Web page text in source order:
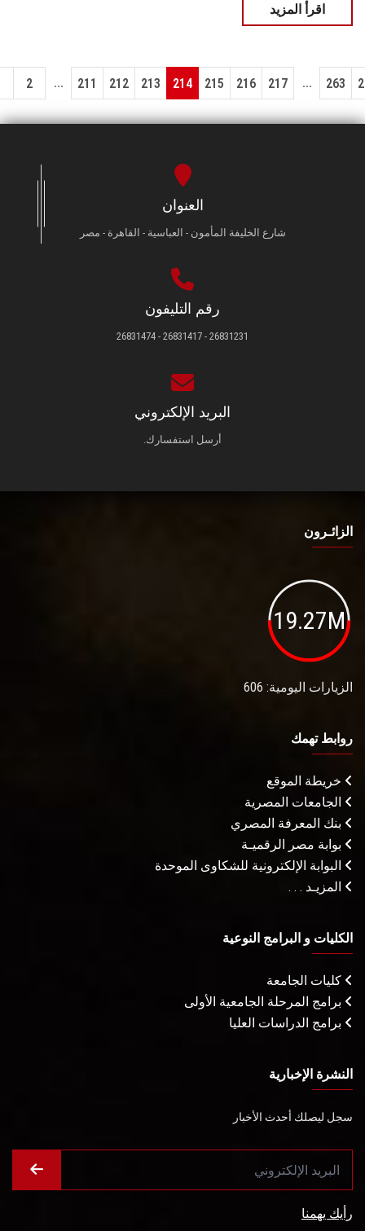
اقرأ المزيد
2 ... 211 212 213 214 215 216 217 ... 263
العنوان
شارع الخليفة المأمون - العباسية - القاهرة - مصر
رقم التليفون
26831231 - 26831417 - 26831474
البريد الإلكتروني
أرسل استفسارك.
الزائـرون
19.27M
الزيارات اليومية: 606
روابط تهمك
خريطة الموقع
الجامعات المصرية
بنك المعرفة المصري
بوابة مصر الرقميـة
البوابة الإلكترونية للشكاوى الموحدة
المزيـد . . .
الكليات و البرامج النوعية
كليات الجامعة
برامج المرحلة الجامعية الأولى
برامج الدراسات العليا
النشرة الإخبارية
سجل ليصلك أحدث الأخبار
رأيك يهمنا